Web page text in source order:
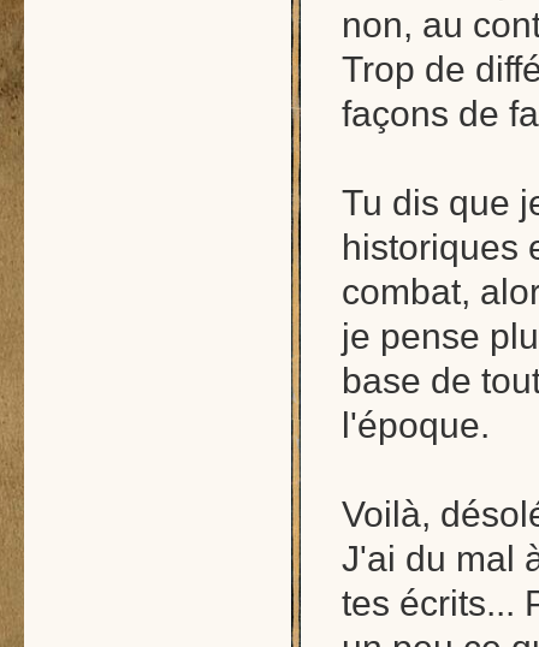
non, au
Trop de
façons de
Tu dis que
historiques
combat,
je pense
base de
l'époque.
Voilà,
J'ai du mal
tes écrits...